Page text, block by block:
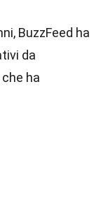
BuzzFeed ha
da
ha